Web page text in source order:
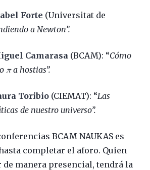
Forte (Universitat de
a Newton”.
Camarasa (BCAM): “Cómo
π a hostias”.
Toribio (CIEMAT): “Las
de nuestro universo”.
BCAM NAUKAS es
completar el aforo. Quien
de manera presencial, tendrá la